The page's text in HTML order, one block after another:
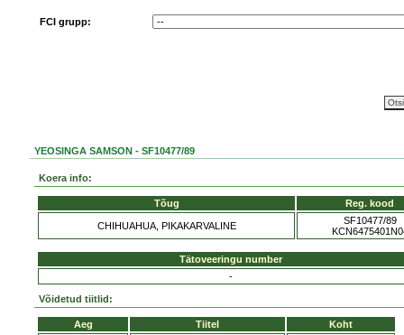
FCI grupp:
YEOSINGA SAMSON - SF10477/89
Koera info:
Tõug Reg. kood
CHIHUAHUA, PIKAKARVALINE
SF10477/89
Tätoveeringu number
-
Võidetud tiitlid:
Aeg Tiitel
Koht